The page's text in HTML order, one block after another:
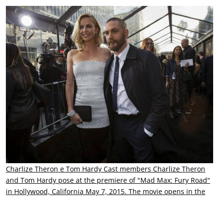
Charlize Theron e Tom Hardy Cast members Charlize Theron
and Tom Hardy pose at the premiere of "Mad Max: Fury Road"
in Hollywood, California May 7, 2015. The movie opens in the